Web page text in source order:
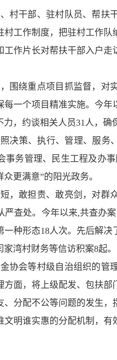
村干部、驻村队员、帮扶
工作制度，把驻村工作
作片长对帮扶干部入户
围绕重点项目抓监督，对
一个项目精准实施。今
，约谈相关人员31人，确
决策、执行、管理、服务
事务管理、民生工程及办
更满意”的阳光政务。
，敢担责、敢亮剑，对群
查处。今年以来,共查办
种形态18人次。先后解
湾村财务等信访积案8起。
协会等村级自治组织的管
方面，将上级配发、包扶
分配不公等问题的发生
明谁实惠的分配机制，